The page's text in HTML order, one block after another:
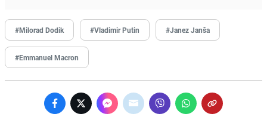
#Milorad Dodik #Vladimir Putin #Janez Janša
#Emmanuel Macron